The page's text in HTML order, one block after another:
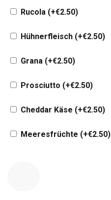
Rucola (+€2.50)
Hühnerfleisch (+€2.50)
Grana (+€2.50)
Prosciutto (+€2.50)
Cheddar Käse (+€2.50)
Meeresfrüchte (+€2.50)